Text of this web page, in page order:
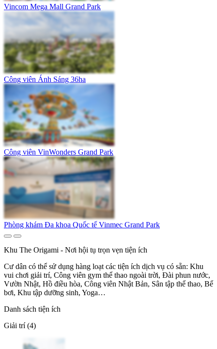
Vincom Mega Mall Grand Park
Công viên Ánh Sáng 36ha
Công viên VinWonders Grand Park
Phòng khám Đa khoa Quốc tế Vinmec Grand Park
Khu The Origami - Nơi hội tụ trọn vẹn tiện ích
Cư dân có thể sử dụng hàng loạt các tiện ích dịch vụ có sẵn: Khu
vui chơi giải trí, Công viên gym thể thao ngoài trời, Đài phun nước,
Vườn Nhật, Hồ điều hòa, Công viên Nhật Bản, Sân tập thể thao, Bể
bơi, Khu tập dưỡng sinh, Yoga…
Danh sách tiện ích
Giải trí (4)